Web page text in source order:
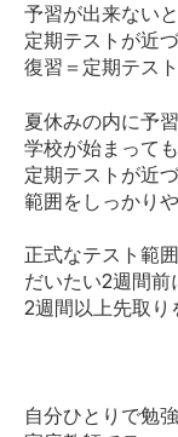
予習が出来ない
定期テストが近
復習＝定期テス
夏休みの内に予
学校が始まって
定期テストが近
範囲をしっかり
正式なテスト範
だいたい2週間前
2週間以上先取り
自分ひとりで勉